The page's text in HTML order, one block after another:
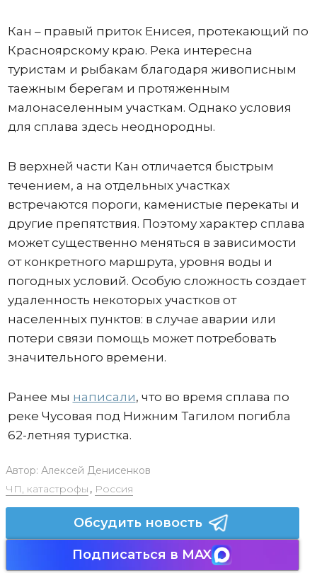
Кан – правый приток Енисея, протекающий по
Красноярскому краю. Река интересна
туристам и рыбакам благодаря живописным
таежным берегам и протяженным
малонаселенным участкам. Однако условия
для сплава здесь неоднородны.
В верхней части Кан отличается быстрым
течением, а на отдельных участках
встречаются пороги, каменистые перекаты и
другие препятствия. Поэтому характер сплава
может существенно меняться в зависимости
от конкретного маршрута, уровня воды и
погодных условий. Особую сложность создает
удаленность некоторых участков от
населенных пунктов: в случае аварии или
потери связи помощь может потребовать
значительного времени.
Ранее мы написали, что во время сплава по
реке Чусовая под Нижним Тагилом погибла
62-летняя туристка.
Автор: Алексей Денисенков
ЧП, катастрофы , Россия
Обсудить новость
Подписаться в MAX